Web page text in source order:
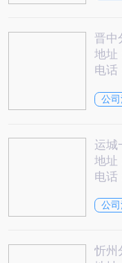
晋中
电话
公
运城
电话
公
忻州